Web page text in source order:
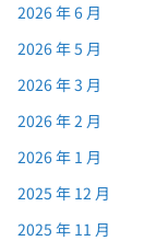
2026 年 6 月
2026 年 5 月
2026 年 3 月
2026 年 2 月
2026 年 1 月
2025 年 12 月
2025 年 11 月